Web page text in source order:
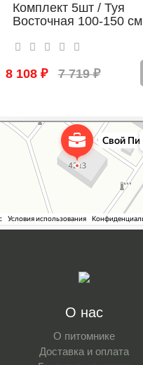
Комплект 5шт / Туя
Восточная 100-150 см
8 108 ₽ 7 719 ₽
в Москве
О нас
О питомнике
Доставка и оплата